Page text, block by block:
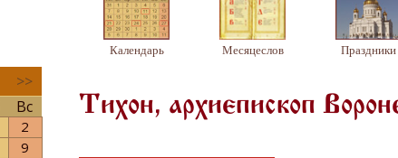
>>
Вс
2
9
Календарь Месяцеслов Праздники
Тихон, архиепископ